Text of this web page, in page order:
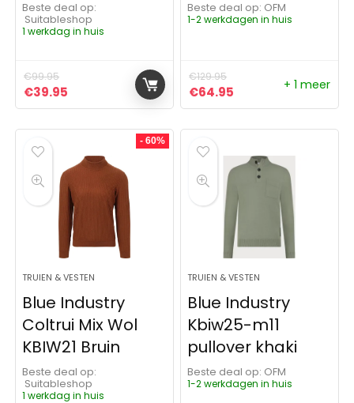
Beste deal op:
Suitableshop
1 werkdag in huis
€99.95
Oorspronkelijke prijs was: €99.95.
€39.95 Huidige prijs is: €39.95.
Beste deal op:
OFM
1-2 werkdagen in huis
€129.95
Oorspronkelijke prijs was:
€64.95 Huidige prijs is:
+ 1 meer
- 60%
TRUIEN & VESTEN
Blue Industry
Coltrui Mix Wol
KBIW21 Bruin
Beste deal op:
Suitableshop
1 werkdag in huis
TRUIEN & VESTEN
Blue Industry
Kbiw25-m11
pullover khaki
Beste deal op:
OFM
1-2 werkdagen in huis